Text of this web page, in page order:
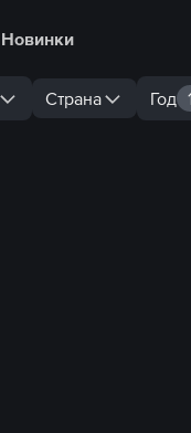
Новинки
Страна Год